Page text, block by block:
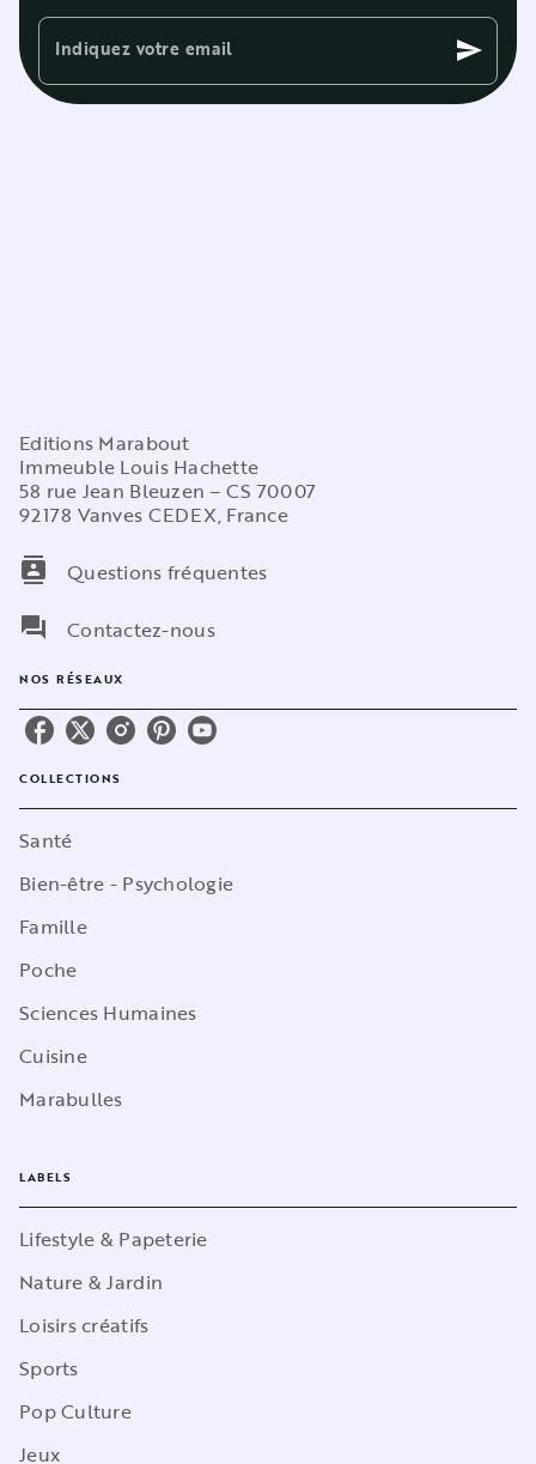
Indiquez votre email send
Editions Marabout
Immeuble Louis Hachette
58 rue Jean Bleuzen – CS 70007
92178 Vanves CEDEX, France
contacts
Questions fréquentes
question_answer
Contactez-nous
NOS RÉSEAUX
COLLECTIONS
Santé
Bien-être - Psychologie
Famille
Poche
Sciences Humaines
Cuisine
Marabulles
LABELS
Lifestyle & Papeterie
Nature & Jardin
Loisirs créatifs
Sports
Pop Culture
Jeux